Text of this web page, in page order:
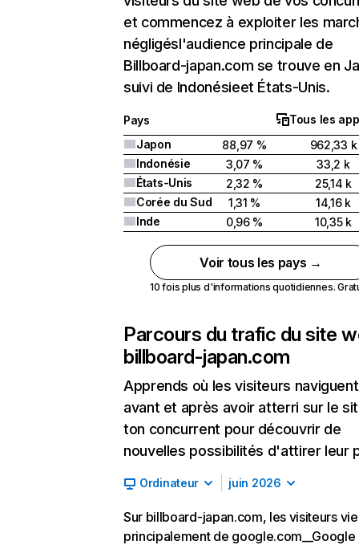
et commencez à exploiter les
négligésl'audience principale de
Billboard-japan.com se trouve en
suivi de Indonésieet États-Unis.
Pays
Tous les
Japon
88,97 %
962,33 k
Indonésie
3,07 %
33,2 k
États-Unis
2,32 %
25,14 k
Corée du Sud
1,31 %
14,16 k
Inde
0,96 % 10,35 k
Voir tous les pays →
10 fois plus d'informations quotidiennes.
Parcours du trafic du site
billboard-japan.com
Apprends où les visiteurs naviguent
avant et après avoir atterri sur le
ton concurrent pour découvrir de
nouvelles possibilités d'attirer leur
Ordinateur juin 2026
Sur billboard-japan.com, les visiteurs
principalement de google.com__Google